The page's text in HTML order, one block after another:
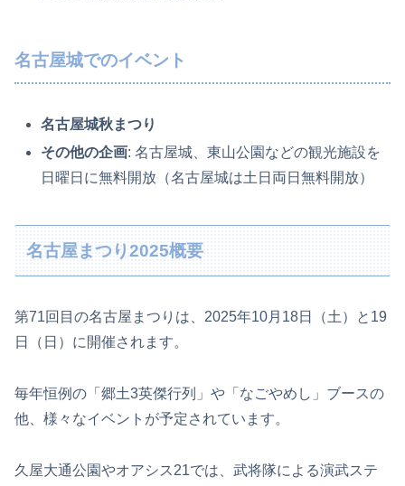
名古屋城でのイベント
名古屋城秋まつり
その他の企画: 名古屋城、東山公園などの観光施設を
日曜日に無料開放（名古屋城は土日両日無料開放）
名古屋まつり2025概要
第71回目の名古屋まつりは、2025年10月18日（土）と19
日（日）に開催されます。
毎年恒例の「郷土3英傑行列」や「なごやめし」ブースの
他、様々なイベントが予定されています。
久屋大通公園やオアシス21では、武将隊による演武ステ